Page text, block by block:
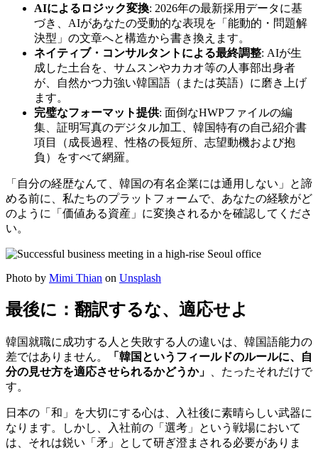
AIによるロジック変換: 2026年の最新採用データに基
づき、AIがあなたの受動的な表現を「能動的・問題解
決型」の文章へと構造から書き換えます。
ネイティブ・コンサルタントによる最終調整: AIが生
成した土台を、サムスンやカカオ等の人事部出身者
が、自然かつ力強い韓国語（または英語）に磨き上げ
ます。
完璧なフォーマット提供: 面倒なHWPファイルの編
集、証明写真のデジタル加工、韓国特有の自己紹介書
項目（成長過程、性格の長短所、志望動機および抱
負）をすべて網羅。
「自分の経歴なんて、韓国の有名企業には通用しない」と諦
める前に、私たちのプラットフォームで、あなたの経験がど
のように「価値ある資産」に変換されるかを確認してくださ
い。
Photo by Mimi Thian on Unsplash
最後に：翻訳するな、適応せよ
韓国就職に成功する人と失敗する人の違いは、韓国語能力の
差ではありません。
「韓国というフィールドのルールに、自
分の見せ方を適応させられるかどうか」
、たったそれだけで
す。
日本の「和」を大切にする心は、入社後に素晴らしい武器に
なります。しかし、入社前の「選考」という戦場において
は、それは鋭い「矛」として研ぎ澄まされる必要がありま